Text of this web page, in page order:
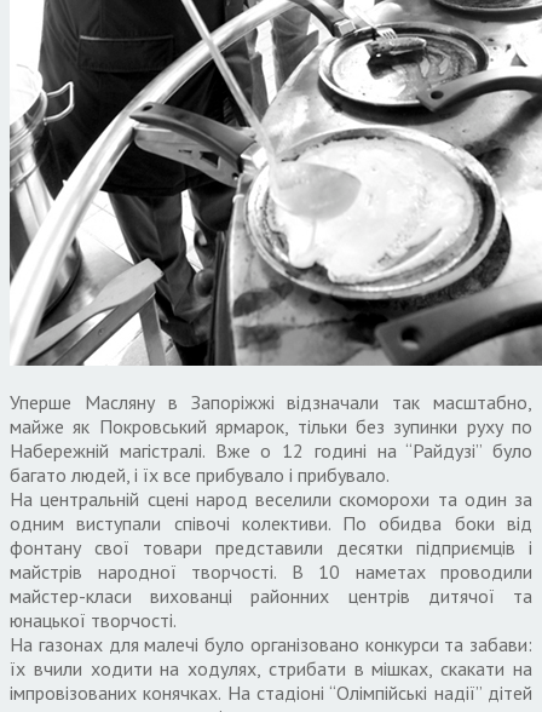
Уперше Масляну в Запоріжжі відзначали так масштабно,
майже як Покровський ярмарок, тільки без зупинки руху по
Набережній магістралі. Вже о 12 годині на “Райдузі” було
багато людей, і їх все прибувало і прибувало.
На центральній сцені народ веселили скоморохи та один за
одним виступали співочі колективи. По обидва боки від
фонтану свої товари представили десятки підприємців і
майстрів народної творчості. В 10 наметах проводили
майстер-класи вихованці районних центрів дитячої та
юнацької творчості.
На газонах для малечі було організовано конкурси та забави:
їх вчили ходити на ходулях, стрибати в мішках, скакати на
імпровізованих конячках. На стадіоні “Олімпійські надії” дітей